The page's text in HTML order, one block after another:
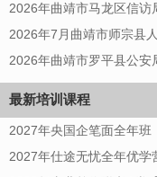
2026年曲靖市马龙区信访
2026年7月曲靖市师宗县
2026年曲靖市罗平县公安
最新培训课程
2027年央国企笔面全年班
2027年仕途无忧全年优学